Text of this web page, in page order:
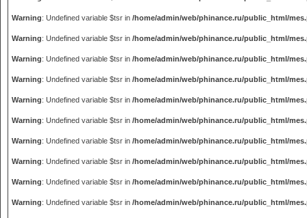
Warning: Undefined variable $tsr in /home/admin/web/phinance.ru/public_html/
Warning: Undefined variable $tsr in /home/admin/web/phinance.ru/public_html/
Warning: Undefined variable $tsr in /home/admin/web/phinance.ru/public_html/
Warning: Undefined variable $tsr in /home/admin/web/phinance.ru/public_html/
Warning: Undefined variable $tsr in /home/admin/web/phinance.ru/public_html/
Warning: Undefined variable $tsr in /home/admin/web/phinance.ru/public_html/
Warning: Undefined variable $tsr in /home/admin/web/phinance.ru/public_html/
Warning: Undefined variable $tsr in /home/admin/web/phinance.ru/public_html/
Warning: Undefined variable $tsr in /home/admin/web/phinance.ru/public_html/
Warning: Undefined variable $tsr in /home/admin/web/phinance.ru/public_html/